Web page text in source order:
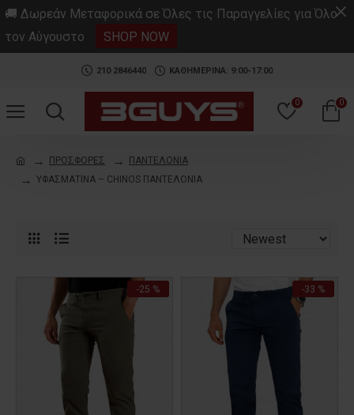
🚚 Δωρεάν Μεταφορικά σε Όλες τις Παραγγελίες για Όλο
τον Αύγουστο
SHOP NOW
210 2846440 ΚΑΘΗΜΕΡΙΝΑ: 9:00-17:00
0 0
ΠΡΟΣΦΟΡΕΣ
ΠΑΝΤΕΛΟΝΙΑ
ΥΦΑΣΜΑΤΙΝΑ – CHINOS ΠΑΝΤΕΛΟΝΙΑ
-25 % -33 %